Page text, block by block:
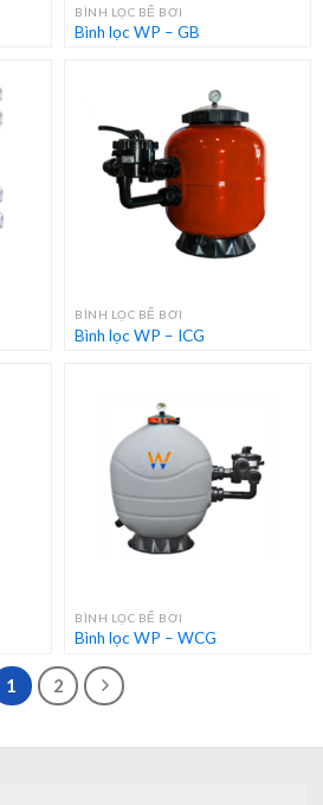
BÌNH LỌC BỂ BƠI
Bình lọc WP – GB
BÌNH LỌC BỂ BƠI
Bình lọc WP – ICG
BÌNH LỌC BỂ BƠI
Bình lọc WP – WCG
1 2